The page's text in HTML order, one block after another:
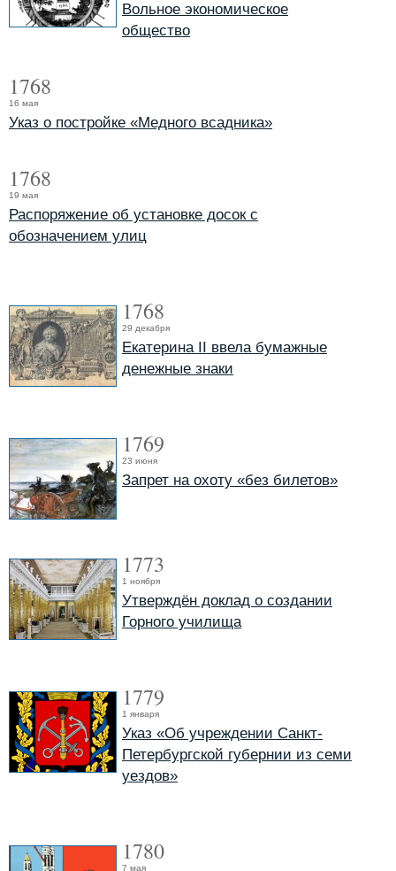
Вольное экономическое
общество
1768
16 мая
Указ о постройке «Медного всадника»
1768
19 мая
Распоряжение об установке досок с
обозначением улиц
1768
29 декабря
Екатерина II ввела бумажные
денежные знаки
1769
23 июня
Запрет на охоту «без билетов»
1773
1 ноября
Утверждён доклад о создании
Горного училища
1779
1 января
Указ «Об учреждении Санкт-
Петербургской губернии из семи
уездов»
1780
7 мая